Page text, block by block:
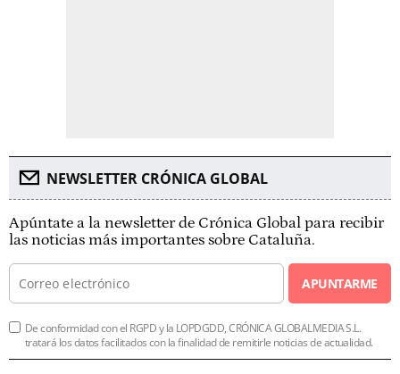
NEWSLETTER CRÓNICA GLOBAL
Apúntate a la newsletter de Crónica Global para recibir
las noticias más importantes sobre Cataluña.
APUNTARME
De conformidad con el RGPD y la LOPDGDD, CRÓNICA GLOBALMEDIA S.L.
tratará los datos facilitados con la finalidad de remitirle noticias de actualidad.